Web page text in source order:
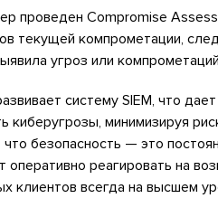
проведен Compromise
текущей компрометации,
угроз или
систему SIEM, что
киберугрозы, минимизируя
что безопасность — это
оперативно реагировать на
клиентов всегда на высшем